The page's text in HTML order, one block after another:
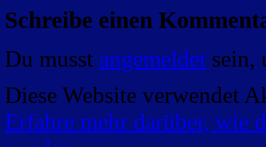
Schreibe einen
Du musst angemeldet sein,
Diese Website verwendet
Erfahre mehr darüber, wie